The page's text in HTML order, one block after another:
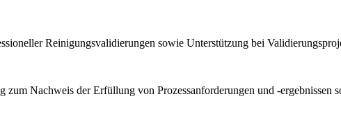
Reinigungsvalidierungen sowie Unterstützung bei
zum Nachweis der Erfüllung von Prozessanforderungen und -ergebnissen